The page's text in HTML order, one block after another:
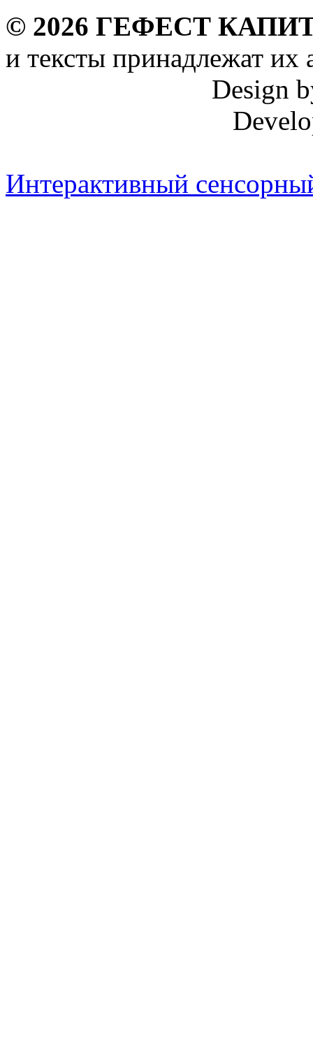
© 2026 ГЕФЕСТ
и тексты принадлежат их
Design
Интерактивный